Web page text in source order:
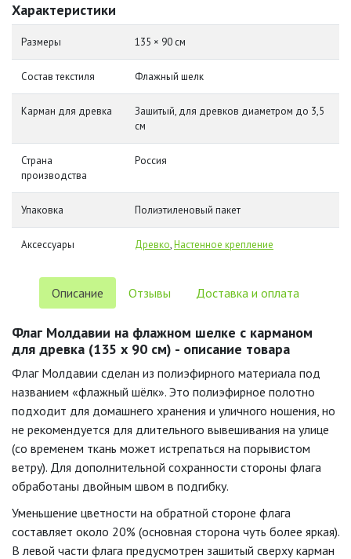
Характеристики
Размеры 135 × 90 см
Состав текстиля Флажный шелк
Карман для древка
Зашитый, для древков диаметром до 3,5
см
Страна
производства
Россия
Упаковка Полиэтиленовый пакет
Аксессуары Древко,Настенное крепление
Описание Отзывы Доставка и оплата
Флаг Молдавии на флажном шелке с карманом
для древка (135 х 90 см) - описание товара
Флаг Молдавии сделан из полиэфирного материала под
названием «флажный шёлк». Это полиэфирное полотно
подходит для домашнего хранения и уличного ношения, но
не рекомендуется для длительного вывешивания на улице
(со временем ткань может истрепаться на порывистом
ветру). Для дополнительной сохранности стороны флага
обработаны двойным швом в подгибку.
Уменьшение цветности на обратной стороне флага
составляет около 20% (основная сторона чуть более яркая).
В левой части флага предусмотрен зашитый сверху карман